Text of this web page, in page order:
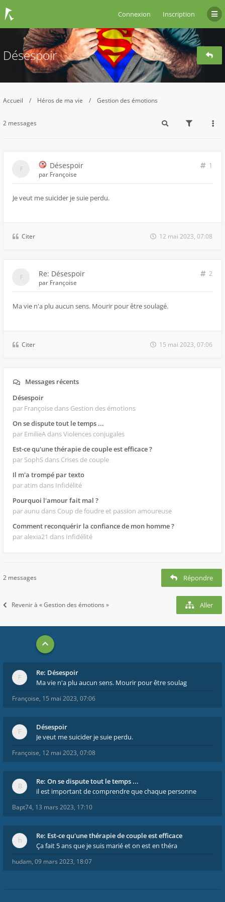
Connexion Inscription
Désespoir
Accueil Héros de ma vie Gestion des émotions
2 messages
Désespoir
1
par Françoise
Je veut me suicider je suie perdu.
Citer 12 mai 2023, 07:08
Re: Désespoir
2
par Françoise
Ma vie n'a plu aucun sens. Mourir pour être soulagé.
Citer 15 mai 2023, 07:06
Messages récents
Désespoir
par Françoise dans Gestion des émotions
On se dispute tout le temps ...
par EmilieA dans Violences conjugales
Est-ce qu'une thérapie de couple est efficace ?
par SophS dans Crises de couple
Il m'a trompé par texto
par atim dans Infidélité
Pourquoi l'amour fait mal ?
par aunu dans Coup de foudre et passion amoureuse
Comment reconquérir la confiance de mon homme ?
par alexia21 dans Infidélité
2 messages Répondre
Revenir à « Gestion des émotions » Aller
Re: Désespoir
Ma vie n'a plu aucun sens. Mourir pour être soulag
Françoise, 15 mai 2023, 07:06
Désespoir
Je veut me suicider je suie perdu.
Françoise, 12 mai 2023, 07:08
Re: On se dispute tout le temps ...
il est important de comprendre que chaque personne
Bapt74, 13 mars 2023, 17:10
Re: Est-ce qu'une thérapie de couple est efficace
Ça fait 5 ans que je suis marié et on est en théra
hudam, 09 mars 2023, 18:07